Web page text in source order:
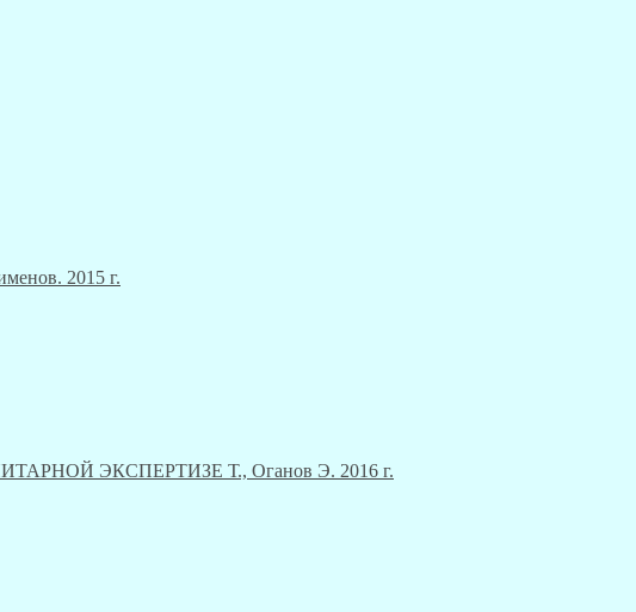
2015 г.
ЭКСПЕРТИЗЕ Т., Оганов Э. 2016 г.